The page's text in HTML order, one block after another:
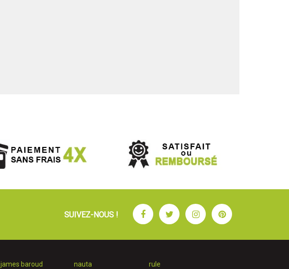
SUIVEZ-NOUS ! FacebookTwitterInstagramPinterest
james baroud
nauta
rule